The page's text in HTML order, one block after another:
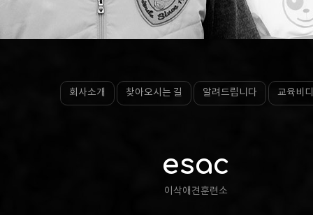
회사소개 찾아오시는 길 알려드립니다 교육비
esac
이삭애견훈련소